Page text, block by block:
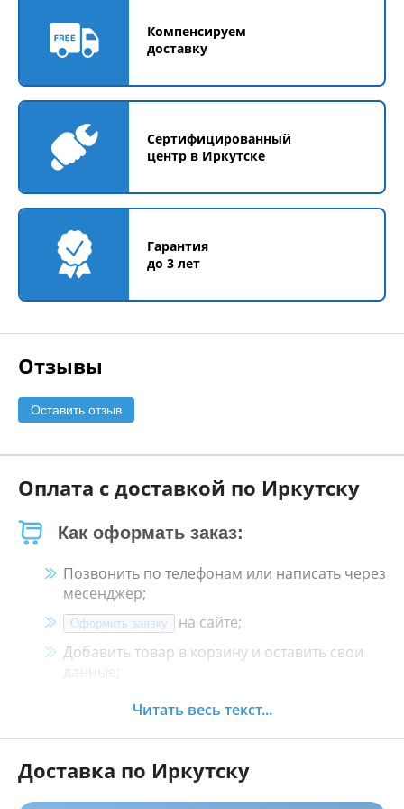
Компенсируем
доставку
Сертифицированный
центр в Иркутске
Гарантия
до 3 лет
Отзывы
Оставить отзыв
Оплата с доставкой по Иркутску
Как оформать заказ:
Позвонить по телефонам или написать через
месенджер;
Оформить заявку
на сайте;
Добавить товар в корзину и оставить свои
данные;
Менеджер свяжется с Вами в течение 30
Как оплатить:
Читать весь текст...
Доставка по Иркутску